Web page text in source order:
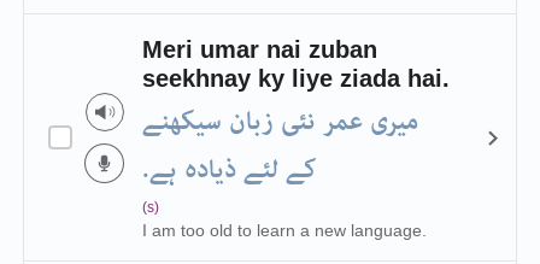
Meri umar nai zuban
seekhnay ky liye ziada hai.
میری عمر نئی زبان سیکهنے
کے لئے ذیاده ہے.
(s)
I am too old to learn a new language.